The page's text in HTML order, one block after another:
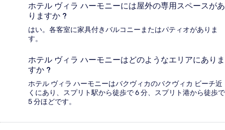
ホテル ヴィラ ハーモニーには屋外の専用スペースがあ
りますか ?
はい。各客室に家具付きバルコニーまたはパティオがありま
す。
ホテル ヴィラ ハーモニーはどのようなエリアにありま
すか ?
ホテル ヴィラ ハーモニーはバクヴィカのバクヴィカ ビーチ近
くにあり、スプリト駅から徒歩で 6 分、スプリト港から徒歩で
5 分ほどです。